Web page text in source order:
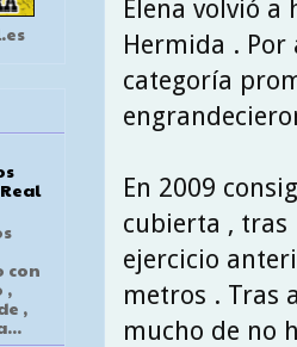
Elena volvió a
Hermida .
categoría
En 2009
cubierta , tras
ejercicio
metros . Tras
mucho de no
con
,
,